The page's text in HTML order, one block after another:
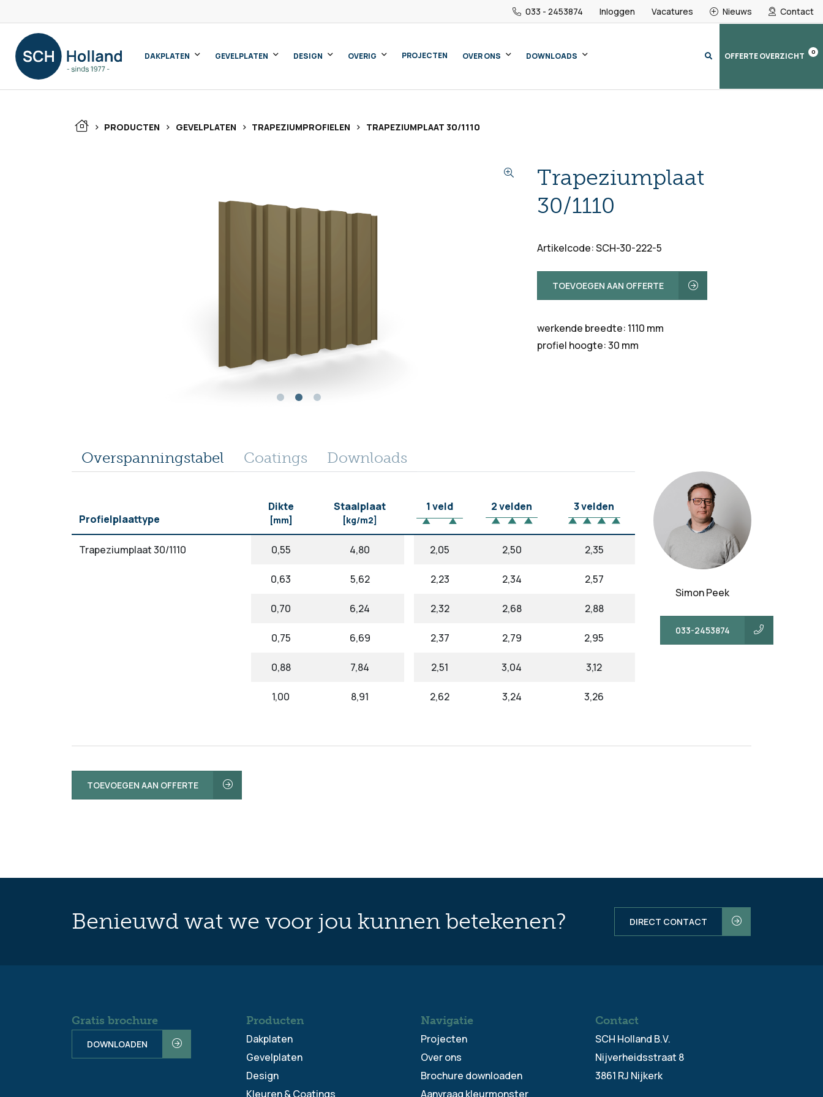
033 - 2453874 Inloggen Vacatures Nieuws Contact
DAKPLATEN GEVELPLATEN DESIGN OVERIG PROJECTEN OVER ONS DOWNLOADS OFFERTE OVERZICHT 0
> PRODUCTEN > GEVELPLATEN > TRAPEZIUMPROFIELEN > TRAPEZIUMPLAAT 30/1110
Trapeziumplaat
30/1110
Artikelcode: SCH-30-222-5
TOEVOEGEN AAN OFFERTE
werkende breedte: 1110 mm
profiel hoogte: 30 mm
Overspanningstabel Coatings Downloads
Profielplaattype
Dikte
[mm]
Staalplaat
[kg/m2]
1 veld 2 velden 3 velden
Trapeziumplaat 30/1110 0,55 4,80 2,05 2,50 2,35
0,63 5,62 2,23 2,34 2,57
0,70 6,24 2,32 2,68 2,88
0,75 6,69 2,37 2,79 2,95
0,88 7,84 2,51 3,04 3,12
1,00 8,91 2,62 3,24 3,26
Simon Peek
033-2453874
TOEVOEGEN AAN OFFERTE
Benieuwd wat we voor jou kunnen betekenen? DIRECT CONTACT
Gratis brochure
DOWNLOADEN
Producten
Dakplaten
Gevelplaten
Design
Kleuren & Coatings
Navigatie
Projecten
Over ons
Brochure downloaden
Aanvraag kleurmonster
Contact
SCH Holland B.V.
Nijverheidsstraat 8
3861 RJ Nijkerk